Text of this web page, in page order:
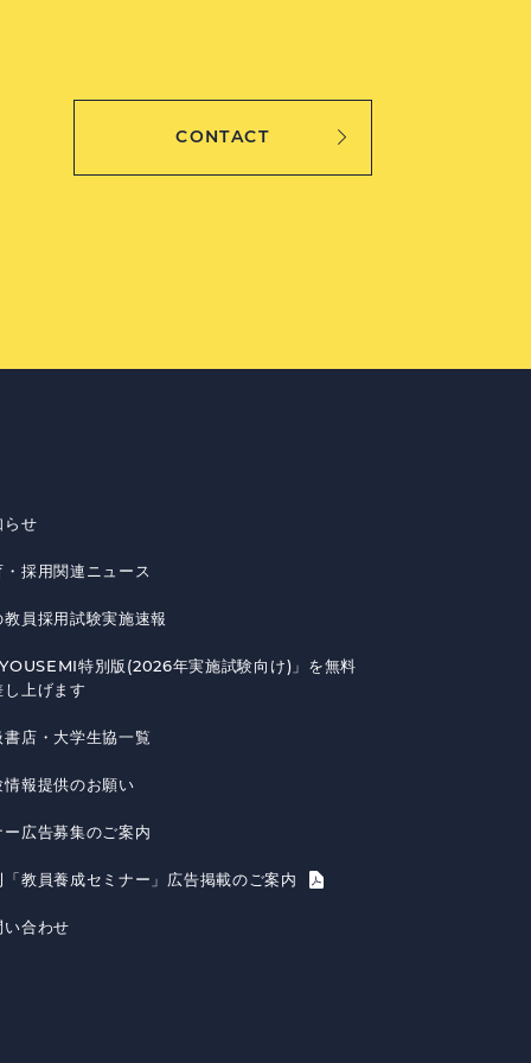
CONTACT
らせ
・採用関連ニュース
教員採用試験実施速報
特別版(2026年実施試験向け)」を無料
し上げます
書店・大学生協一覧
情報提供のお願い
ー広告募集のご案内
「教員養成セミナー」広告掲載のご案内
い合わせ